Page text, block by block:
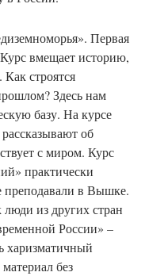
Первая
вмещает историю,
строятся
Здесь нам
базу. На курсе
об
с миром. Курс
практически
преподавали в Вышке.
люди из других стран
России» –
харизматичный
без